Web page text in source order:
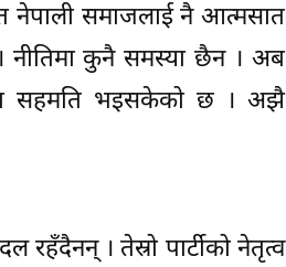
त नेपाली समाजलाई नै आत्मसात
नीतिमा कुनै समस्या छैन । अब
सहमति भइसकेको छ । अझै
रहँदैनन् । तेस्रो पार्टीको नेतृत्व